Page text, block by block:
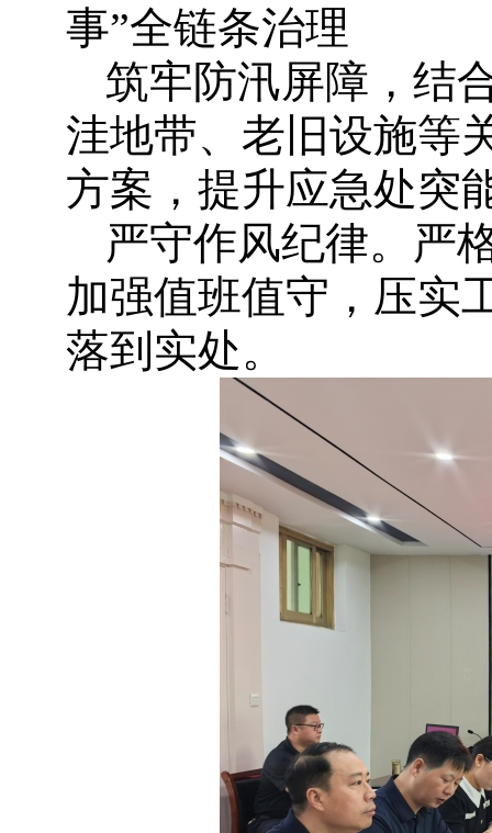
事”全链条治理
筑牢防汛屏障，结
洼地带、老旧设施等
方案，提升应急处突
严守作风纪律。严
加强值班值守，压实
落到实处。